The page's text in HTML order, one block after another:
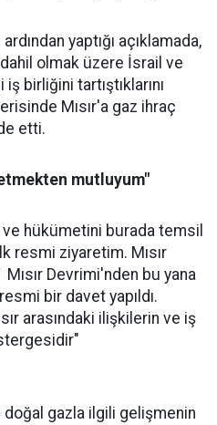
yaptığı açıklamada,
olmak üzere İsrail ve
birliğini tartıştıklarını
Mısır'a gaz ihraç
etti.
mutluyum"
hükümetini burada temsil
resmi ziyaretim. Mısır
Devrimi'nden bu yana
bir davet yapıldı.
arasındaki ilişkilerin ve iş
gazla ilgili gelişmenin